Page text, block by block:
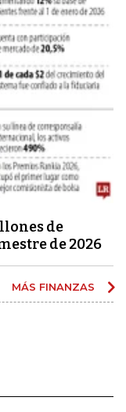
de
de 2026
MÁS FINANZAS